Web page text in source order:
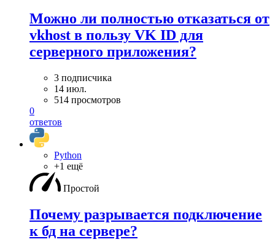
Можно ли полностью отказаться от
vkhost в пользу VK ID для
серверного приложения?
3 подписчика
14 июл.
514 просмотров
0
ответов
Python
+1 ещё
Простой
Почему разрывается подключение
к бд на сервере?